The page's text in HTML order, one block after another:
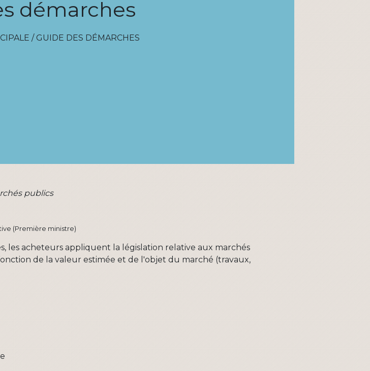
démarches
/ GUIDE DES DÉMARCHES
publics
(Première ministre)
les acheteurs appliquent la législation relative aux marchés
de la valeur estimée et de l'objet du marché (travaux,